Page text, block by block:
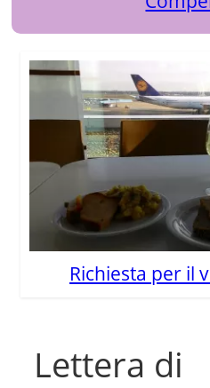
Richiesta per il
Lettera di